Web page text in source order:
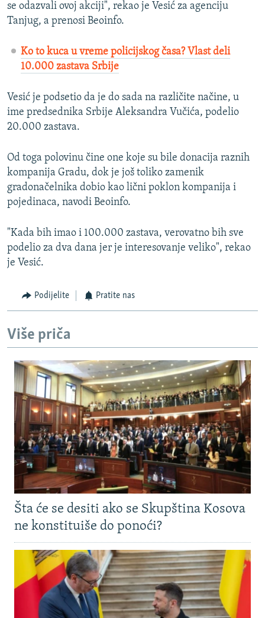
se odazvali ovoj akciji", rekao je Vesić za agenciju
Tanjug, a prenosi Beoinfo.
Ko to kuca u vreme policijskog časa? Vlast deli
10.000 zastava Srbije
Vesić je podsetio da je do sada na različite načine, u
ime predsednika Srbije Aleksandra Vučića, podelio
20.000 zastava.
Od toga polovinu čine one koje su bile donacija raznih
kompanija Gradu, dok je još toliko zamenik
gradonačelnika dobio kao lični poklon kompanija i
pojedinaca, navodi Beoinfo.
"Kada bih imao i 100.000 zastava, verovatno bih sve
podelio za dva dana jer je interesovanje veliko", rekao
je Vesić.
Podijelite Pratite nas
Više priča
Šta će se desiti ako se Skupština Kosova
ne konstituiše do ponoći?